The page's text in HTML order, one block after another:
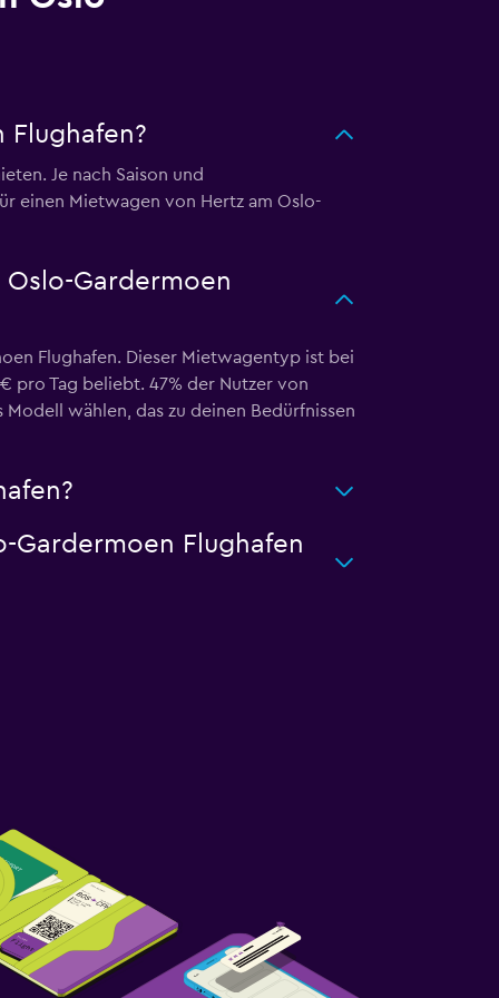
Je nach Saison und
einen Mietwagen von Hertz am Oslo-
Gardermoen
Flughafen. Dieser Mietwagentyp ist bei
pro Tag beliebt. 47% der Nutzer von
wählen, das zu deinen Bedürfnissen
Gardermoen Flughafen